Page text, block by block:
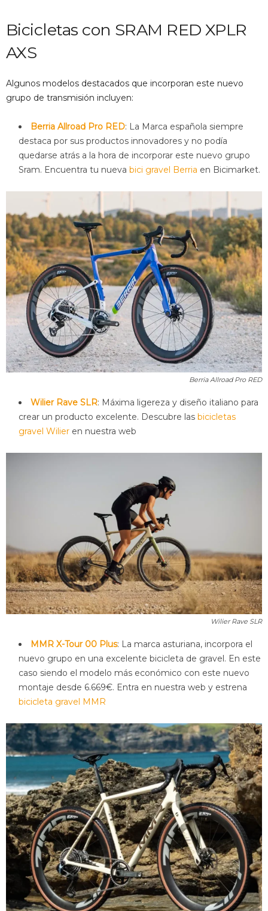
Bicicletas con SRAM RED XPLR
AXS
Algunos modelos destacados que incorporan este nuevo
grupo de transmisión incluyen:
Berria Allroad Pro RED: La Marca española siempre
destaca por sus productos innovadores y no podía
quedarse atrás a la hora de incorporar este nuevo grupo
Sram. Encuentra tu nueva bici gravel Berria en Bicimarket.
Berria Allroad Pro RED
Wilier Rave SLR: Máxima ligereza y diseño italiano para
crear un producto excelente. Descubre las bicicletas
gravel Wilier en nuestra web
Wilier Rave SLR
MMR X-Tour 00 Plus: La marca asturiana, incorpora el
nuevo grupo en una excelente bicicleta de gravel. En este
caso siendo el modelo más económico con este nuevo
montaje desde 6.669€. Entra en nuestra web y estrena
bicicleta gravel MMR